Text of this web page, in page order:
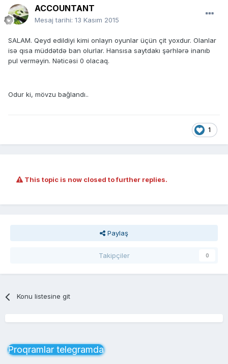
ACCOUNTANT
Mesaj tarihi: 13 Kasım 2015
SALAM. Qeyd edildiyi kimi onlayn oyunlar üçün çit yoxdur. Olanlar
isə qısa müddətdə ban olurlar. Hansısa saytdakı şərhlərə inanıb
pul verməyin. Nəticəsi 0 olacaq.
Odur ki, mövzu bağlandı..
1
This topic is now closed to further replies.
Paylaş
Takipçiler 0
Konu listesine git
Proqramlar telegramda